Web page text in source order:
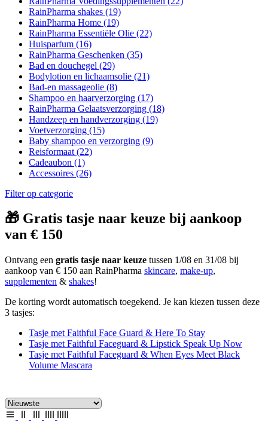
RainPharma shakes (19)
RainPharma Home (19)
RainPharma Essentiële Olie (22)
Huisparfum (16)
RainPharma Geschenken (35)
Bad en douchegel (29)
Bodylotion en lichaamsolie (21)
Bad-en massageolie (8)
Shampoo en haarverzorging (17)
RainPharma Gelaatsverzorging (18)
Handzeep en handverzorging (19)
Voetverzorging (15)
Baby shampoo en verzorging (9)
Reisformaat (22)
Cadeaubon (1)
Accessoires (26)
Filter op categorie
🎁 Gratis tasje naar keuze bij aankoop
van € 150
Ontvang een gratis tasje naar keuze tussen 1/08 en 31/08 bij
aankoop van € 150 aan RainPharma skincare, make-up,
supplementen & shakes!
De korting wordt automatisch toegekend. Je kan kiezen tussen deze
3 tasjes:
Tasje met Faithful Face Guard & Here To Stay
Tasje met Faithful Faceguard & Lipstick Speak Up Now
Tasje met Faithful Faceguard & When Eyes Meet Black
Volume Mascara